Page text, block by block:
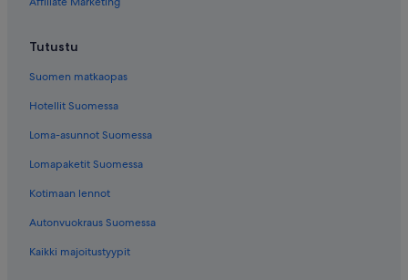
Tutustu
Suomen matkaopas
Hotellit Suomessa
Loma-asunnot Suomessa
Lomapaketit Suomessa
Kotimaan lennot
Autonvuokraus Suomessa
Kaikki majoitustyypit